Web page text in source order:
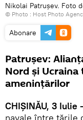
Nikolai Patrușev. Foto
© Photo : Host Photo
Abonare
Patrușev:
Nord și
amenințărilor
CHIȘINĂU, 3 Iulie
navale între țările